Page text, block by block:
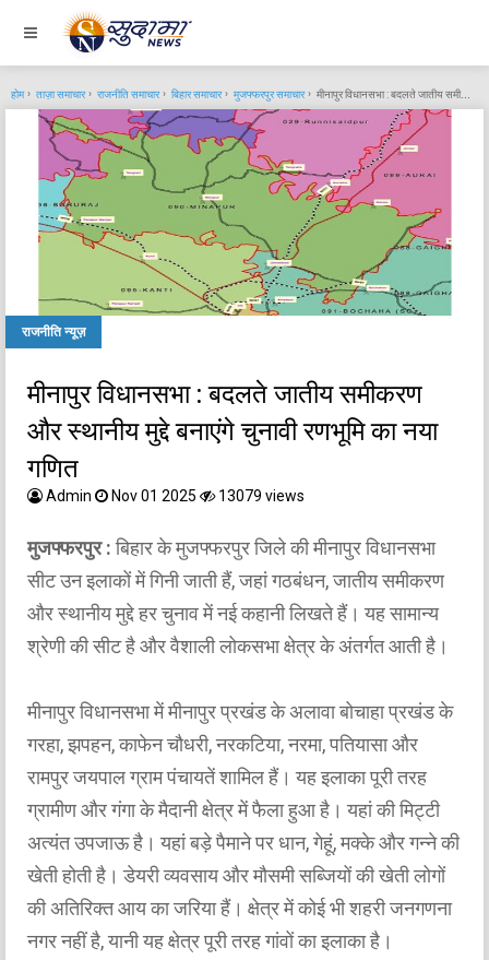
होम ताज़ा समाचार राजनीति समाचार बिहार समाचार मुजफ्फरपुर समाचार मीनापुर विधानसभा : बदलते जातीय समीकरण और स्थानीय मुद्दे बनाएंगे चुनावी रणभूमि का नया गणित
राजनीति न्यूज़
मीनापुर विधानसभा : बदलते जातीय समीकरण
और स्थानीय मुद्दे बनाएंगे चुनावी रणभूमि का नया
गणित
Admin Nov 01 2025 13079 views
मुजफ्फरपुर :बिहार के मुजफ्फरपुर जिले की मीनापुर विधानसभा
सीट उन इलाकों में गिनी जाती हैं, जहां गठबंधन, जातीय समीकरण
और स्थानीय मुद्दे हर चुनाव में नई कहानी लिखते हैं। यह सामान्य
श्रेणी की सीट है और वैशाली लोकसभा क्षेत्र के अंतर्गत आती है।
मीनापुर विधानसभा में मीनापुर प्रखंड के अलावा बोचाहा प्रखंड के
गरहा, झपहन, काफेन चौधरी, नरकटिया, नरमा, पतियासा और
रामपुर जयपाल ग्राम पंचायतें शामिल हैं। यह इलाका पूरी तरह
ग्रामीण और गंगा के मैदानी क्षेत्र में फैला हुआ है। यहां की मिट्टी
अत्यंत उपजाऊ है। यहां बड़े पैमाने पर धान, गेहूं, मक्के और गन्ने की
खेती होती है। डेयरी व्यवसाय और मौसमी सब्जियों की खेती लोगों
की अतिरिक्त आय का जरिया हैं। क्षेत्र में कोई भी शहरी जनगणना
नगर नहीं है, यानी यह क्षेत्र पूरी तरह गांवों का इलाका है।